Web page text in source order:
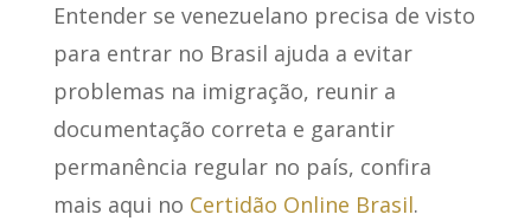
Entender se venezuelano precisa de visto
para entrar no Brasil ajuda a evitar
problemas na imigração, reunir a
documentação correta e garantir
permanência regular no país, confira
mais aqui no Certidão Online Brasil.